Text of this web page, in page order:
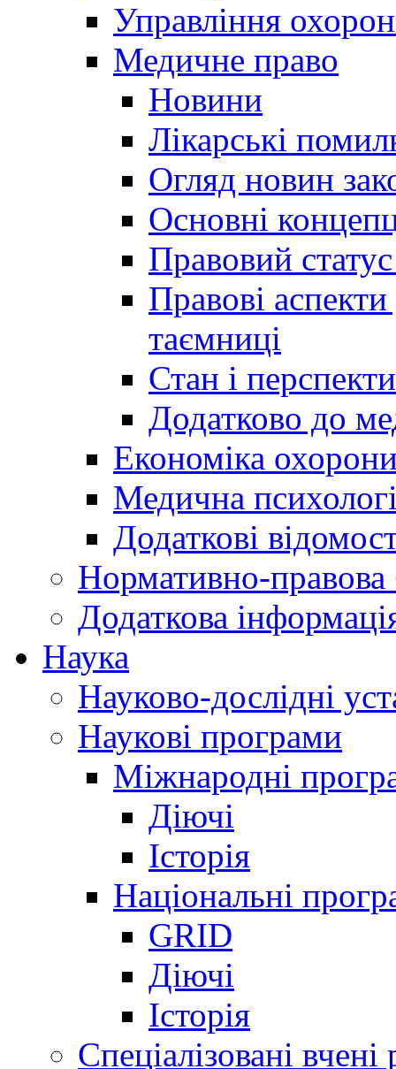
Управління
Медичне право
Новини
Лікарські
Огляд новин
Основні
Правовий
Правові
таємниці
Стан і
Додатково до
Економіка
Медична
Додаткові
Нормативно-правова
Додаткова
Наука
Науково-дослідні
Наукові програми
Міжнародні
Діючі
Історія
Національні
GRID
Діючі
Історія
Спеціалізовані вчені